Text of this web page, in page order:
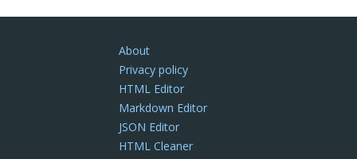
About
Privacy policy
HTML Editor
Markdown Editor
JSON Editor
HTML Cleaner